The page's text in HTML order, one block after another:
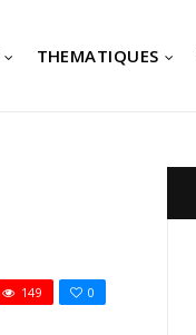
THEMATIQUES
0
149